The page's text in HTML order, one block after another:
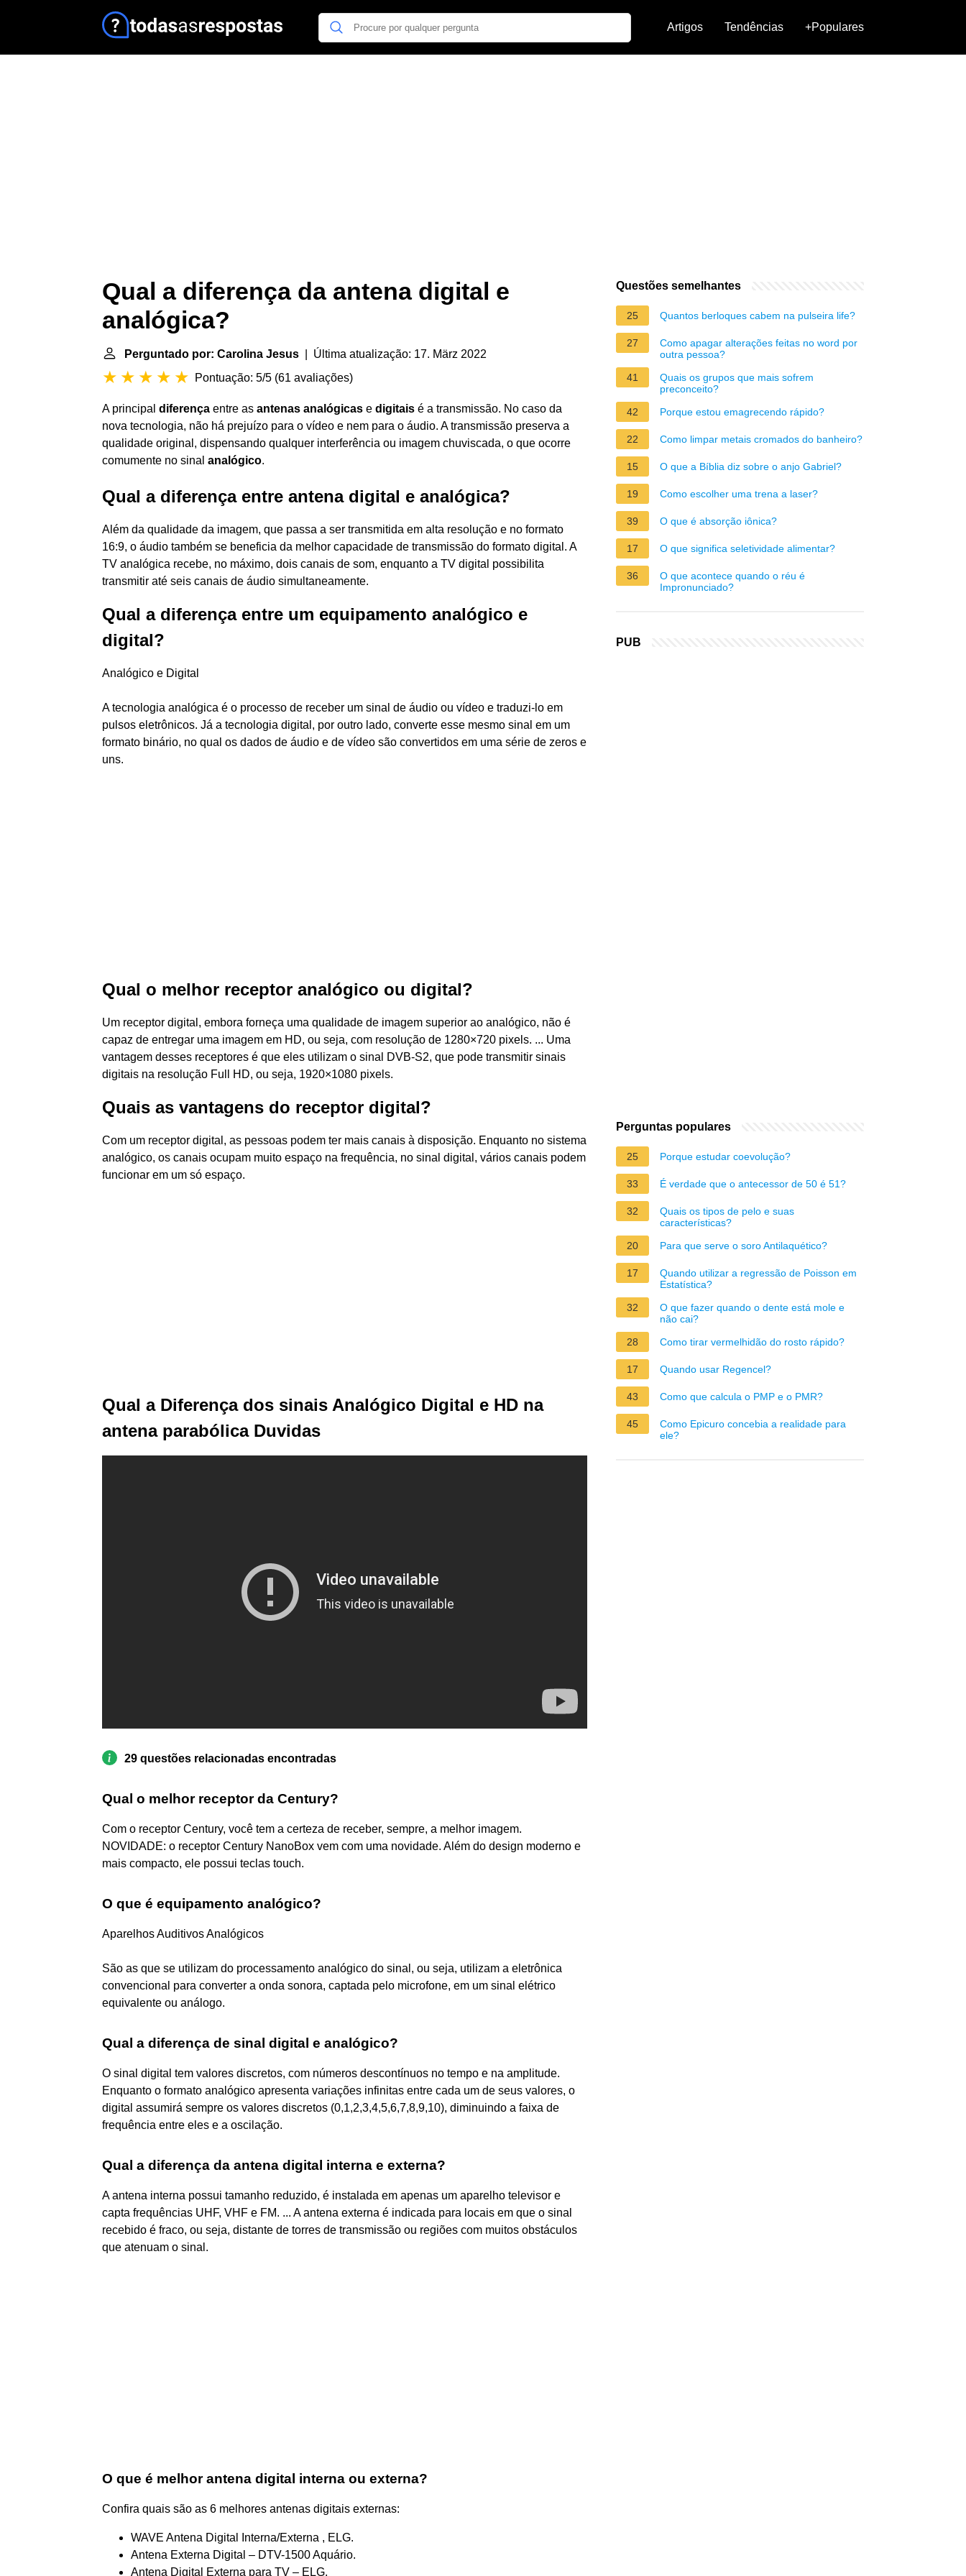
Artigos Tendências +Populares
Qual a diferença da antena digital e
analógica?
Perguntado por: Carolina Jesus | Última atualização: 17. März 2022
Pontuação: 5/5 (61 avaliações)
A principal diferença entre as antenas analógicas e digitais é a transmissão. No caso da
nova tecnologia, não há prejuízo para o vídeo e nem para o áudio. A transmissão preserva a
qualidade original, dispensando qualquer interferência ou imagem chuviscada, o que ocorre
comumente no sinal analógico.
Qual a diferença entre antena digital e analógica?
Além da qualidade da imagem, que passa a ser transmitida em alta resolução e no formato
16:9, o áudio também se beneficia da melhor capacidade de transmissão do formato digital. A
TV analógica recebe, no máximo, dois canais de som, enquanto a TV digital possibilita
transmitir até seis canais de áudio simultaneamente.
Qual a diferença entre um equipamento analógico e
digital?
Analógico e Digital
A tecnologia analógica é o processo de receber um sinal de áudio ou vídeo e traduzi-lo em
pulsos eletrônicos. Já a tecnologia digital, por outro lado, converte esse mesmo sinal em um
formato binário, no qual os dados de áudio e de vídeo são convertidos em uma série de zeros e
uns.
Qual o melhor receptor analógico ou digital?
Um receptor digital, embora forneça uma qualidade de imagem superior ao analógico, não é
capaz de entregar uma imagem em HD, ou seja, com resolução de 1280×720 pixels. ... Uma
vantagem desses receptores é que eles utilizam o sinal DVB-S2, que pode transmitir sinais
digitais na resolução Full HD, ou seja, 1920×1080 pixels.
Quais as vantagens do receptor digital?
Com um receptor digital, as pessoas podem ter mais canais à disposição. Enquanto no sistema
analógico, os canais ocupam muito espaço na frequência, no sinal digital, vários canais podem
funcionar em um só espaço.
Qual a Diferença dos sinais Analógico Digital e HD na
antena parabólica Duvidas
29 questões relacionadas encontradas
Qual o melhor receptor da Century?
Com o receptor Century, você tem a certeza de receber, sempre, a melhor imagem.
NOVIDADE: o receptor Century NanoBox vem com uma novidade. Além do design moderno e
mais compacto, ele possui teclas touch.
O que é equipamento analógico?
Aparelhos Auditivos Analógicos
São as que se utilizam do processamento analógico do sinal, ou seja, utilizam a eletrônica
convencional para converter a onda sonora, captada pelo microfone, em um sinal elétrico
equivalente ou análogo.
Qual a diferença de sinal digital e analógico?
O sinal digital tem valores discretos, com números descontínuos no tempo e na amplitude.
Enquanto o formato analógico apresenta variações infinitas entre cada um de seus valores, o
digital assumirá sempre os valores discretos (0,1,2,3,4,5,6,7,8,9,10), diminuindo a faixa de
frequência entre eles e a oscilação.
Qual a diferença da antena digital interna e externa?
A antena interna possui tamanho reduzido, é instalada em apenas um aparelho televisor e
capta frequências UHF, VHF e FM. ... A antena externa é indicada para locais em que o sinal
recebido é fraco, ou seja, distante de torres de transmissão ou regiões com muitos obstáculos
que atenuam o sinal.
O que é melhor antena digital interna ou externa?
Confira quais são as 6 melhores antenas digitais externas:
WAVE Antena Digital Interna/Externa , ELG.
Antena Externa Digital – DTV-1500 Aquário.
Antena Digital Externa para TV – ELG.
Questões semelhantes
25 Quantos berloques cabem na pulseira life?
27
Como apagar alterações feitas no word por
outra pessoa?
41
Quais os grupos que mais sofrem
preconceito?
42
Porque estou emagrecendo rápido?
22 Como limpar metais cromados do banheiro?
15 O que a Bíblia diz sobre o anjo Gabriel?
19 Como escolher uma trena a laser?
39 O que é absorção iônica?
17 O que significa seletividade alimentar?
36
O que acontece quando o réu é
Impronunciado?
PUB
Perguntas populares
25 Porque estudar coevolução?
33 É verdade que o antecessor de 50 é 51?
32
Quais os tipos de pelo e suas
características?
20
Para que serve o soro Antilaquético?
17
Quando utilizar a regressão de Poisson em
Estatística?
32
O que fazer quando o dente está mole e
não cai?
28
Como tirar vermelhidão do rosto rápido?
17 Quando usar Regencel?
43 Como que calcula o PMP e o PMR?
45
Como Epicuro concebia a realidade para
ele?